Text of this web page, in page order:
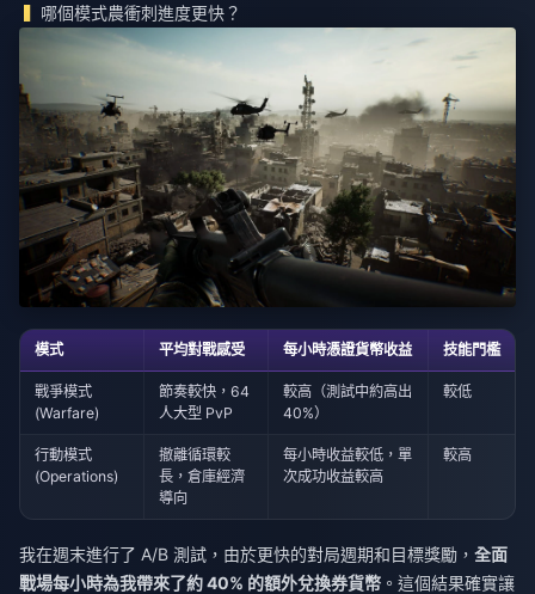
哪個模式農衝刺進度更快？
模式 平均對戰感受 每小時憑證貨幣收益 技能門檻
戰爭模式
(Warfare)
節奏較快，64
人大型 PvP
較高（測試中約高出
40%）
較低
行動模式
(Operations)
撤離循環較
長，倉庫經濟
導向
每小時收益較低，單
次成功收益較高
較高
我在週末進行了 A/B 測試，由於更快的對局週期和目標獎勵， 全面
戰場每小時為我帶來了約 40% 的額外兌換券貨幣 。這個結果確實讓